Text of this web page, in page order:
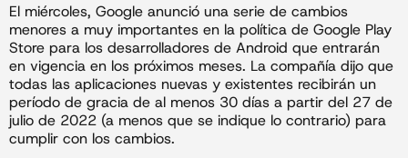
El miércoles, Google anunció una serie de cambios
menores a muy importantes en la política de Google Play
Store para los desarrolladores de Android que entrarán
en vigencia en los próximos meses. La compañía dijo que
todas las aplicaciones nuevas y existentes recibirán un
período de gracia de al menos 30 días a partir del 27 de
julio de 2022 (a menos que se indique lo contrario) para
cumplir con los cambios.